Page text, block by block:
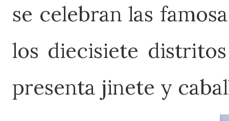
se celebran las
los diecisiete
presenta jinete y